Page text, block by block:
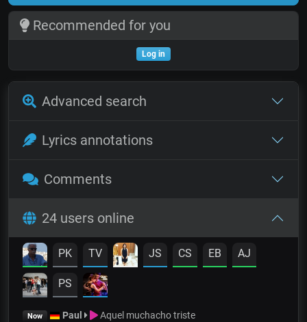
Recommended for you
Log in
Advanced search
Lyrics annotations
Comments
24 users online
PK TV JS CS EB AJ
PS
Now Paul Aquel muchacho triste